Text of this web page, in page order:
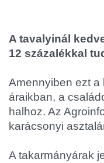
A tavalyinál
12 százalékkal
Amennyiben ezt
áraikban, a
halhoz. Az
karácsonyi
A takarmányárak